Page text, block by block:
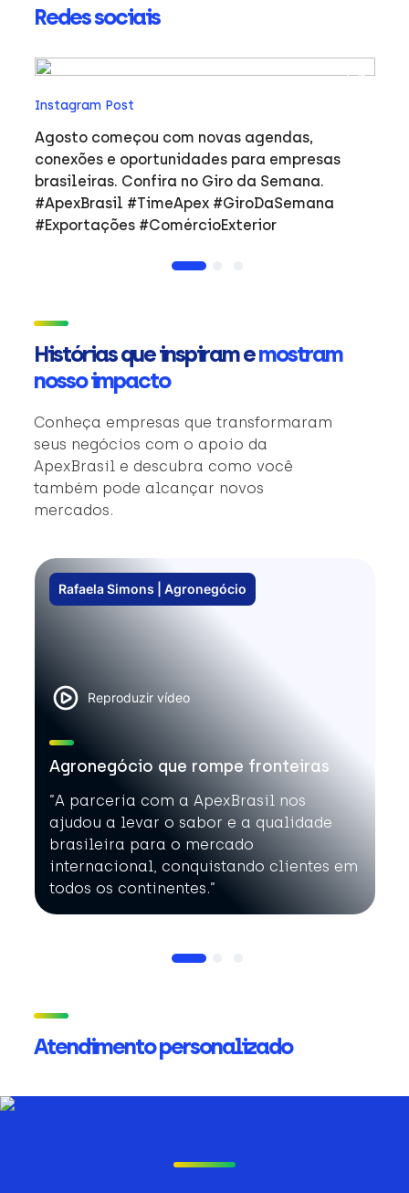
Redes sociais
Instagram Post
Agosto começou com novas agendas,
conexões e oportunidades para empresas
brasileiras. Confira no Giro da Semana.
#ApexBrasil #TimeApex #GiroDaSemana
#Exportações #ComércioExterior
Histórias que inspiram emostram
nosso impacto
Conheça empresas que transformaram
seus negócios com o apoio da
ApexBrasil e descubra como você
também pode alcançar novos
mercados.
Rafaela Simons | Agronegócio
Reproduzir vídeo
Agronegócio que rompe fronteiras
”A parceria com a ApexBrasil nos
ajudou a levar o sabor e a qualidade
brasileira para o mercado
internacional, conquistando clientes em
todos os continentes.”
Atendimento personalizado